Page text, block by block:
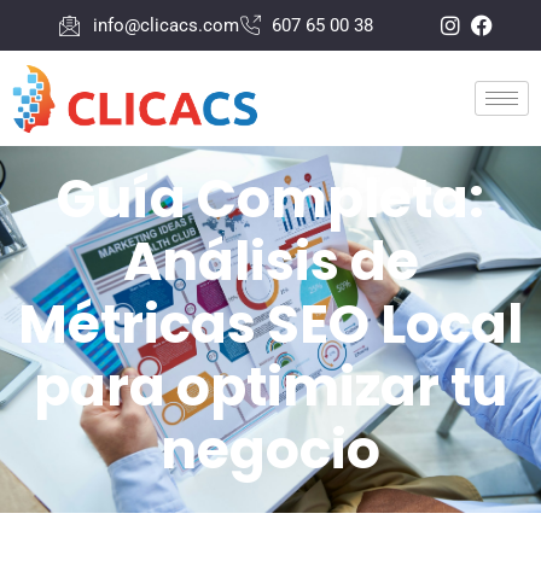
info@clicacs.com 607 65 00 38
Guía Completa:
Análisis de
Métricas SEO Local
para optimizar tu
negocio